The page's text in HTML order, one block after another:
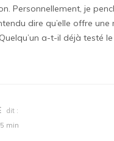
Personnellement, je
dire qu’elle offre une
a-t-il déjà testé
dit :
min